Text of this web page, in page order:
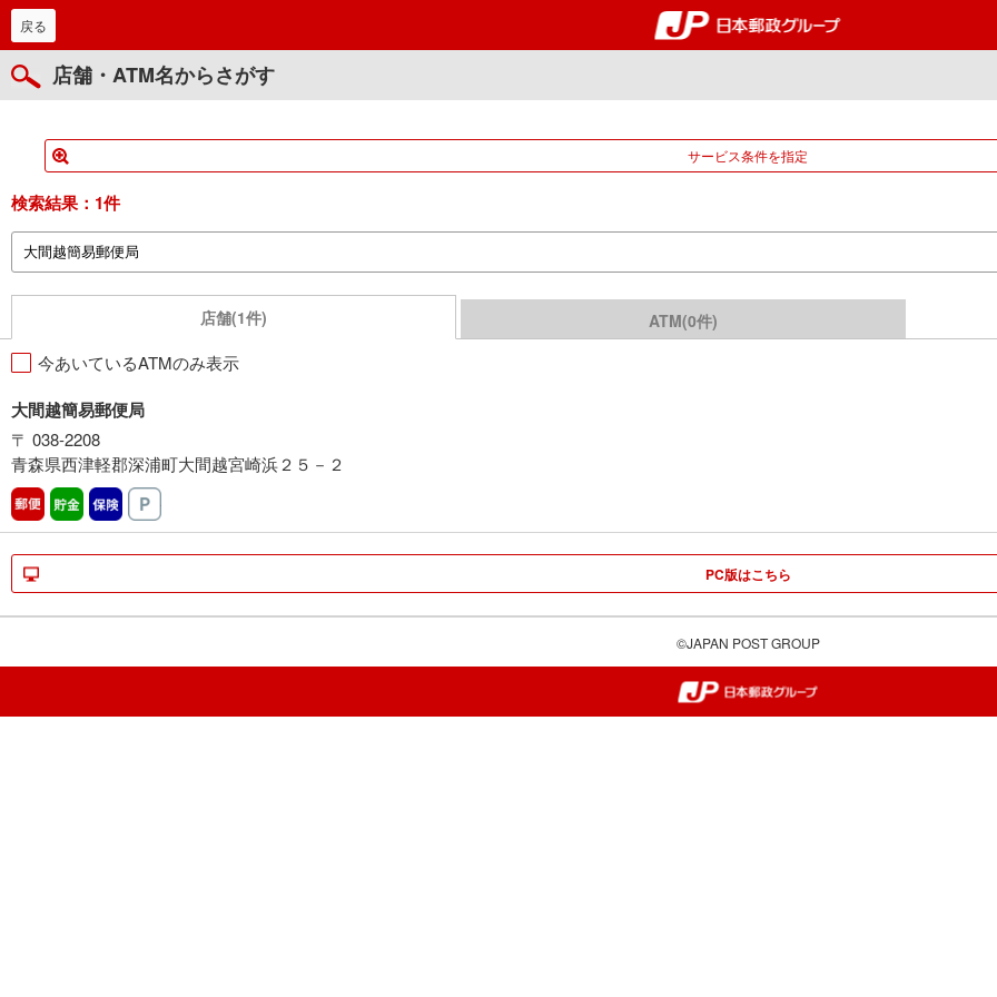
郵便局・日本郵政グループ
戻る
店舗・ATM名からさがす
サービス条件を指定
検索結果： 1件
店舗(1件) ATM(0件)
今あいているATMのみ表示
大間越簡易郵便局
〒 038-2208
青森県西津軽郡深浦町大間越宮崎浜２５－２
郵便 貯金 保険
PC版はこちら
©JAPAN POST GROUP